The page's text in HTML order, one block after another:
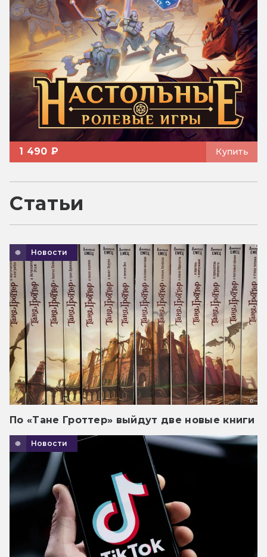
1 490 ₽ Купить
Статьи
Новости
По «Тане Гроттер» выйдут две новые книги
Новости